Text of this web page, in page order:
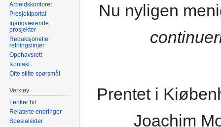
Nu nyligen
Prentet i
Joachim
Arbeidskontoret
Prosjektportal
Igangværende
prosjekter
Redaksjonelle
retningslinjer
Opphavsrett
Kontakt
Ofte stilte spørsmål
Verktøy
Lenker hit
Relaterte endringer
Spesialsider